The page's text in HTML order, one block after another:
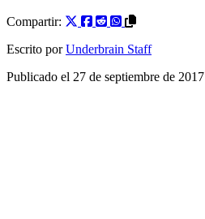
Compartir:
Escrito por Underbrain Staff
Publicado el 27 de septiembre de 2017